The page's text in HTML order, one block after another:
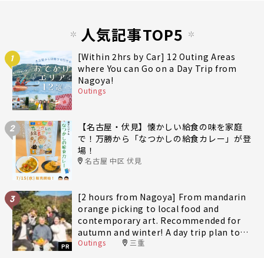
人気記事TOP5
1
[Within 2hrs by Car] 12 Outing Areas
where You can Go on a Day Trip from
Nagoya!
Outings
2
【名古屋・伏見】懐かしい給食の味を家庭
で！万勝から「なつかしの給食カレー」が登
場！
名古屋 中区 伏見
3
PR
[2 hours from Nagoya] From mandarin
orange picking to local food and
contemporary art. Recommended for
autumn and winter! A day trip plan to
fully enjoy Minami-Ise Town
Outings 三重